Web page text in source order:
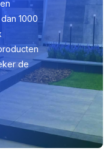
1000
de